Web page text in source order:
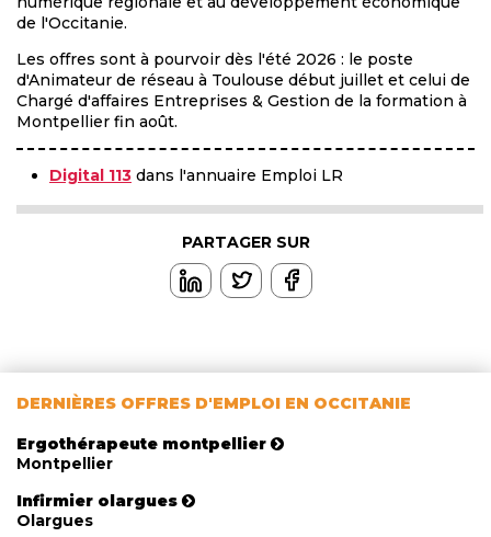
de l'Occitanie.
Les offres sont à pourvoir dès l'été 2026 : le poste
d'Animateur de réseau à Toulouse début juillet et celui de
Chargé d'affaires Entreprises & Gestion de la formation à
Montpellier fin août.
Digital 113 dans l'annuaire Emploi LR
PARTAGER SUR
DERNIÈRES OFFRES D'EMPLOI EN OCCITANIE
Ergothérapeute montpellier
Montpellier
Infirmier olargues
Olargues